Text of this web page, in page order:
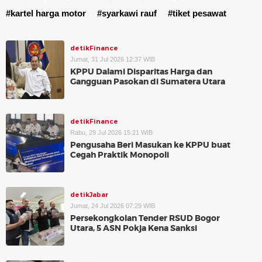
#kartel harga motor
#syarkawi rauf #tiket pesawat
detikFinance
Jumat, 31 Jul 2026 12:37 WIB
KPPU Dalami Disparitas Harga dan
Gangguan Pasokan di Sumatera Utara
detikFinance
Rabu, 29 Jul 2026 15:21 WIB
Pengusaha Beri Masukan ke KPPU buat
Cegah Praktik Monopoli
detikJabar
Jumat, 24 Jul 2026 07:29 WIB
Persekongkolan Tender RSUD Bogor
Utara, 5 ASN Pokja Kena Sanksi